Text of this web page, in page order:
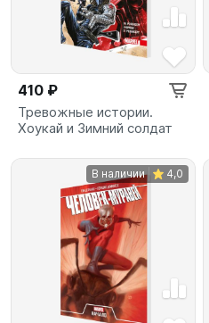
410 ₽
Тревожные истории.
Хоукай и Зимний солдат
В наличии 4,0